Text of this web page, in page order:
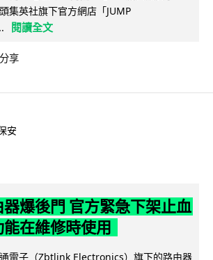
集英社旗下官方網店「JUMP
閱讀全文
分享
安
爆後門 官方緊急下架止血
在維修時使用
電子（Zbtlink Electronics）旗下的路由器